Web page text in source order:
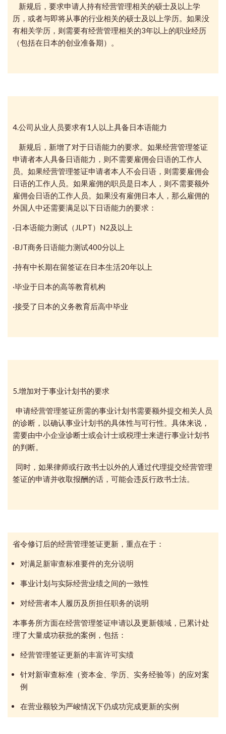
新规后，要求申请人持有经营管理相关的硕士及以上学
历，或者与即将从事的行业相关的硕士及以上学历。如果没
有相关学历，则需要有经营管理相关的3年以上的职业经历
（包括在日本的创业准备期）。
4.公司从业人员要求有1人以上具备日本语能力
新规后，新增了对于日语能力的要求。如果经营管理签证
申请者本人具备日语能力，则不需要雇佣会日语的工作人
员。如果经营管理签证申请者本人不会日语，则需要雇佣会
日语的工作人员。如果雇佣的职员是日本人，则不需要额外
雇佣会日语的工作人员。如果没有雇佣日本人，那么雇佣的
外国人中还需要满足以下日语能力的要求：
·日本语能力测试（JLPT）N2及以上
·BJT商务日语能力测试400分以上
·持有中长期在留签证在日本生活20年以上
·毕业于日本的高等教育机构
·接受了日本的义务教育后高中毕业
5.增加对于事业计划书的要求
申请经营管理签证所需的事业计划书需要额外提交相关人员
的诊断，以确认事业计划书的具体性与可行性。具体来说，
需要由中小企业诊断士或会计士或税理士来进行事业计划书
的判断。
同时，如果律师或行政书士以外的人通过代理提交经营管理
签证的申请并收取报酬的话，可能会违反行政书士法。
省令修订后的经营管理签证更新，重点在于：
对满足新审查标准要件的充分说明
事业计划与实际经营业绩之间的一致性
对经营者本人履历及所担任职务的说明
本事务所方面在经营管理签证申请以及更新领域，已累计处
理了大量成功获批的案例，包括：
经营管理签证更新的丰富许可实绩
针对新审查标准（资本金、学历、实务经验等）的应对案
例
在营业额较为严峻情况下仍成功完成更新的实例